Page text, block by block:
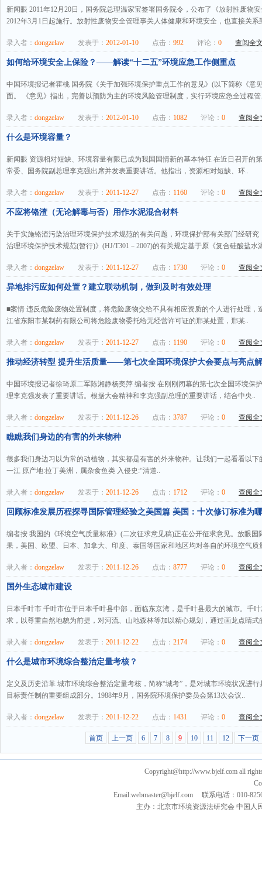
新闻眼 2011年12月20日，国务院总理温家宝签署国务院令，公布了《放射性废物
2012年3月1日起施行。放射性废物安全管理事关人体健康和环境安全，也直接关系
录入者： dongzelaw 发表于： 2012-01-10 点击： 992 评论： 0 查阅全
如何给环境安全上保险？——解读“十二五”环境应急工作侧重点
中国环境报记者霍桃 国务院《关于加强环境保护重点工作的意见》(以下简称《意
面。 《意见》指出，完善以预防为主的环境风险管理制度，实行环境应急全过程管
录入者： dongzelaw 发表于： 2012-01-10 点击： 1082 评论： 0 查阅全
什么是环境容量？
新闻眼 资源相对短缺、环境容量有限已成为我国国情新的基本特征 在近日召开的
常委、国务院副总理李克强出席并发表重要讲话。他指出，资源相对短缺、环..
录入者： dongzelaw 发表于： 2011-12-27 点击： 1160 评论： 0 查阅全
不应将铬渣（无论解毒与否）用作水泥混合材料
关于实施铬渣污染治理环境保护技术规范的有关问题，环境保护部有关部门经研
治理环境保护技术规范(暂行)》(HJ/T301－2007)的有关规定基于原《复合硅酸盐水
录入者： dongzelaw 发表于： 2011-12-27 点击： 1730 评论： 0 查阅全
异地排污应如何处置？建立联动机制，做到及时有效处理
■案情 违反危险废物处置制度，将危险废物交给不具有相应资质的个人进行处理，
江省东阳市某制药有限公司将危险废物委托给无经营许可证的邢某处置，邢某..
录入者： dongzelaw 发表于： 2011-12-27 点击： 1190 评论： 0 查阅全
推动经济转型 提升生活质量——第七次全国环境保护大会要点与亮点
中国环境报记者徐琦原二军陈湘静杨奕萍 编者按 在刚刚闭幕的第七次全国环境保
理李克强发表了重要讲话。根据大会精神和李克强副总理的重要讲话，结合中央..
录入者： dongzelaw 发表于： 2011-12-26 点击： 3787 评论： 0 查阅全
瞧瞧我们身边的有害的外来物种
很多我们身边习以为常的动植物，其实都是有害的外来物种。让我们一起看看
一江 原产地:拉丁美洲，属杂食鱼类 入侵史:“清道..
录入者： dongzelaw 发表于： 2011-12-26 点击： 1712 评论： 0 查阅全
回顾标准发展历程探寻国际管理经验之美国篇 美国：十次修订标准为
编者按 我国的《环境空气质量标准》(二次征求意见稿)正在公开征求意见。放眼
果，美国、欧盟、日本、加拿大、印度、泰国等国家和地区均对各自的环境空气质
录入者： dongzelaw 发表于： 2011-12-26 点击： 8777 评论： 0 查阅全
国外生态城市建设
日本千叶市 千叶市位于日本千叶县中部，面临东京湾，是千叶县最大的城市。千
求，以尊重自然地貌为前提，对河流、山地森林等加以精心规划，通过画龙点睛式
录入者： dongzelaw 发表于： 2011-12-22 点击： 2174 评论： 0 查阅全
什么是城市环境综合整治定量考核？
定义及历史沿革 城市环境综合整治定量考核，简称“城考”，是对城市环境状况进
目标责任制的重要组成部分。1988年9月，国务院环境保护委员会第13次会议..
录入者： dongzelaw 发表于： 2011-12-22 点击： 1431 评论： 0 查阅全
首页 上一页 6 7 8 9 10 11 12 下一页
Copyright@http://www.bjelf.com all
Email:webmaster@bjelf.com 联系电话：010-
主办：北京市环境资源法研究会 中国人